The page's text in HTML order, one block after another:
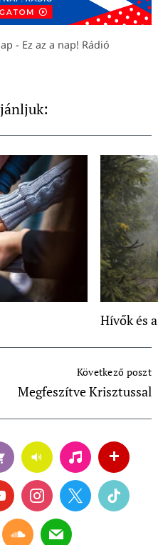
- Ez az a nap! Rádió
Hívők és
Következő poszt
Megfeszítve Krisztussal